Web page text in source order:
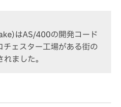
はAS/400の開発コード
ェスター工場がある街の
ました。